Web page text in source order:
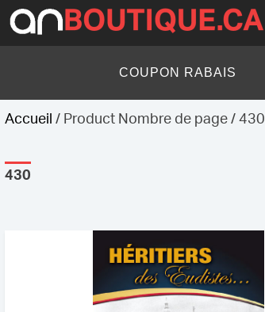
Skip
to
content
COUPON RABAIS
Accueil / Product Nombre de page / 430
430